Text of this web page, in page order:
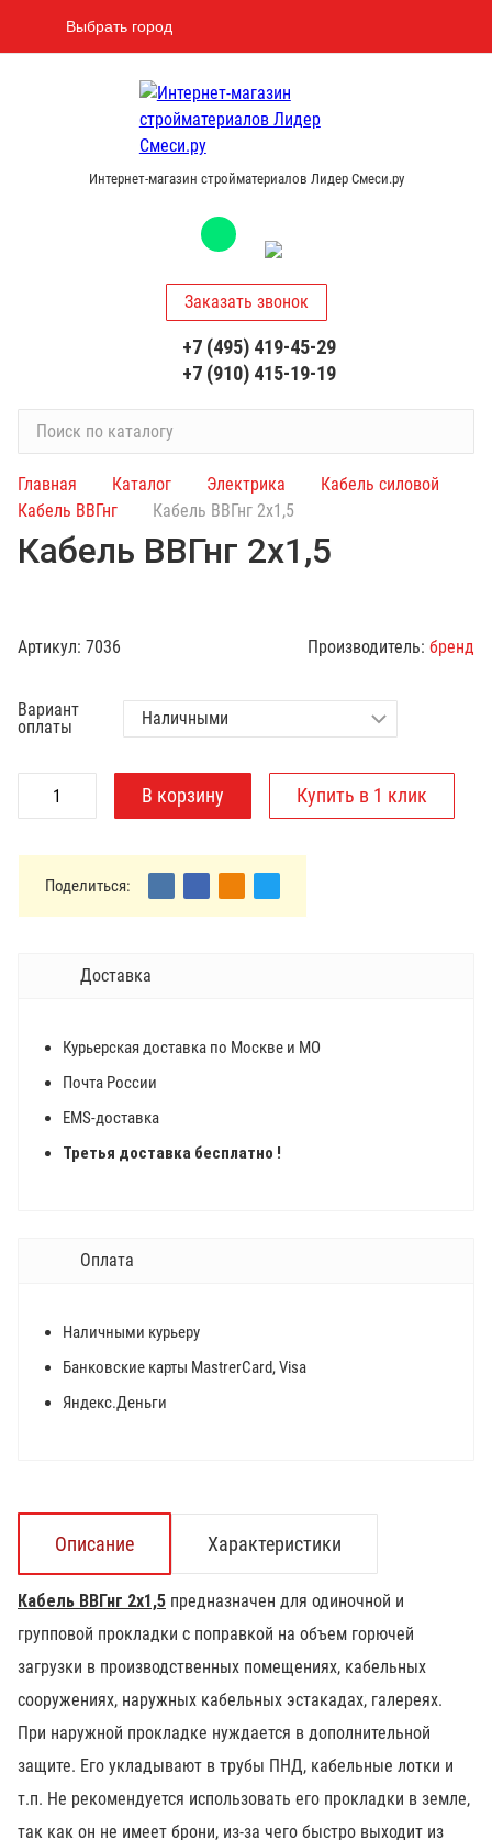
Выбрать город
Интернет-магазин стройматериалов Лидер Смеси.ру
и
с
п
т
л
о
Заказать звонок
+7 (495) 419-45-29
+7 (910) 415-19-19
Главная Каталог Электрика
Кабель силовой
Кабель ВВГнг
Кабель ВВГнг 2х1,5
Кабель ВВГнг 2х1,5
Артикул: 7036 Производитель: бренд
Вариант
оплаты
Поделиться:
Доставка
Курьерская доставка по Москве и МО
Почта России
EMS-доставка
Третья доставка бесплатно !
Оплата
Наличными курьеру
Банковские карты MastrerCard, Visa
Яндекс.Деньги
Описание Характеристики
Кабель ВВГнг 2х1,5 предназначен для одиночной и
групповой прокладки с поправкой на объем горючей
загрузки в производственных помещениях, кабельных
сооружениях, наружных кабельных эстакадах, галереях.
При наружной прокладке нуждается в дополнительной
защите. Его укладывают в трубы ПНД, кабельные лотки и
т.п. Не рекомендуется использовать его прокладки в земле,
так как он не имеет брони, из-за чего быстро выходит из